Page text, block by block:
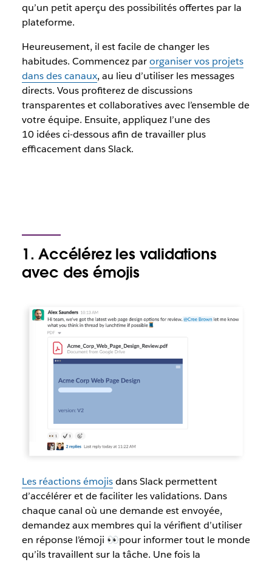
qu’un petit aperçu des possibilités offertes par la
plateforme.
Heureusement, il est facile de changer les
habitudes. Commencez parorganiser vos projets
dans des canaux, au lieu d’utiliser les messages
directs. Vous profiterez de discussions
transparentes et collaboratives avec l’ensemble de
votre équipe. Ensuite, appliquez l’une des
10 idées ci-dessous afin de travailler plus
efficacement dans Slack.
1. Accélérez les validations
avec des émojis
Les réactions émojisdans Slack permettent
d’accélérer et de faciliter les validations. Dans
chaque canal où une demande est envoyée,
demandez aux membres qui la vérifient d’utiliser
en réponse l’émoji 👀pour informer tout le monde
qu’ils travaillent sur la tâche. Une fois la